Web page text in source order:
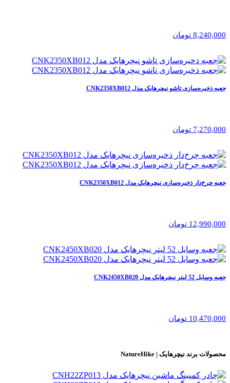
8,240,000 تومان
جعبه ذخیره‌سازی تاشو نیچرهایک مدل CNK2350XB012
7,270,000 تومان
جعبه چرخ‌دار ذخیره‌سازی نیچرهایک مدل CNK2350XB012
12,990,000 تومان
جعبه وسایل 52 لیتر نیچرهایک مدل CNK2450XB020
10,470,000 تومان
محصولات برند نیچرهایک | NatureHike